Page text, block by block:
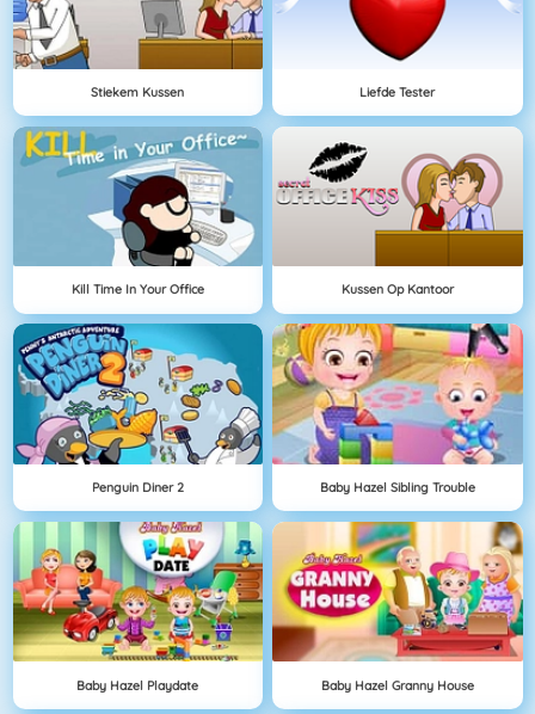
Stiekem Kussen Liefde Tester
Kill Time In Your Office Kussen Op Kantoor
Penguin Diner 2 Baby Hazel Sibling Trouble
Baby Hazel Playdate Baby Hazel Granny House